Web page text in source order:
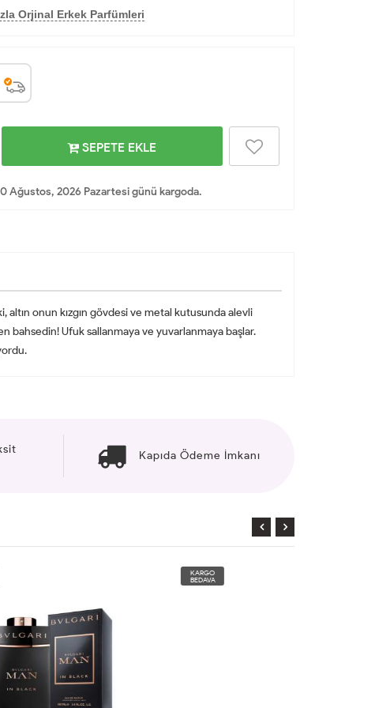
Orjinal Erkek Parfümleri
SEPETE EKLE
Ağustos, 2026 Pazartesi günü kargoda.
onun kızgın gövdesi ve metal kutusunda alevli
bahsedin! Ufuk sallanmaya ve yuvarlanmaya başlar.
Kapıda Ödeme İmkanı